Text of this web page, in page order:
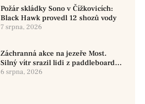
Požár skládky Sono v Čížkovicích:
Black Hawk provedl 12 shozů vody
7 srpna, 2026
Záchranná akce na jezeře Most.
Silný vítr srazil lidi z paddleboardů,
dvě osoby se pohřešují
6 srpna, 2026